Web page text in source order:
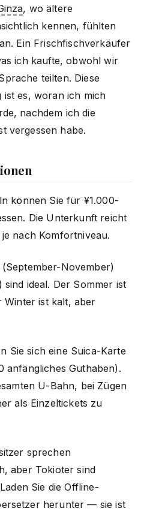
, wo ältere
kennen, fühlten
Ein Frischfischverkäufer
ich kaufte, obwohl wir
teilten. Diese
ist es, woran ich mich
nachdem ich die
vergessen habe.
können Sie für ¥1.000-
Die Unterkunft reicht
nach Komfortniveau.
November)
ideal. Der Sommer ist
ist kalt, aber
Sie sich eine Suica-Karte
anfängliches Guthaben).
U-Bahn, bei Zügen
als Einzeltickets zu
sprechen
aber Tokioter sind
Sie die Offline-
herunter — sie ist